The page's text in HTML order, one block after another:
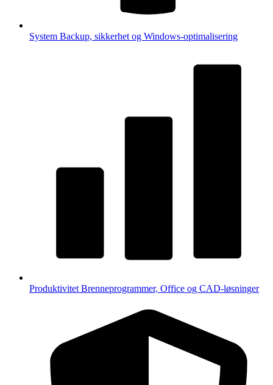
System Backup, sikkerhet og Windows-optimalisering
Produktivitet Brenneprogrammer, Office og CAD-løsninger